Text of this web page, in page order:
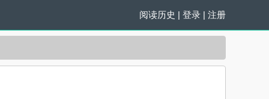
阅读历史 | 登录 | 注册